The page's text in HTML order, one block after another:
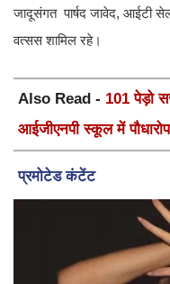
जादूसंगत पार्षद जावेद, आईटी
वत्सस शामिल रहे।
Also Read - 101 पेड़ो
आईजीएनपी स्कूल में